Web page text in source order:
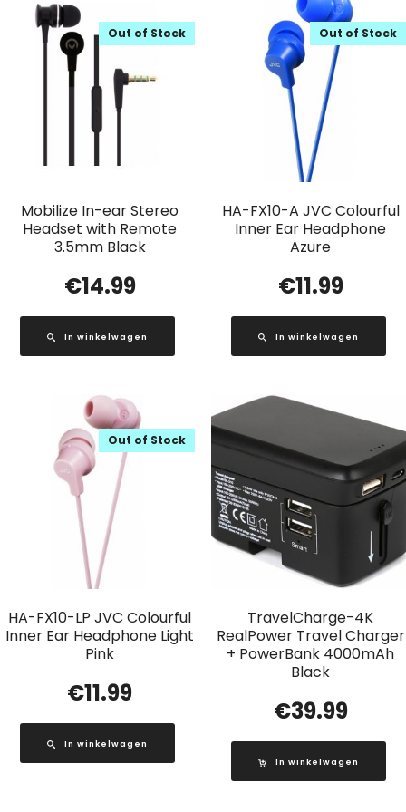
Mobilize In-ear Stereo
Headset with Remote
3.5mm Black
Out of Stock
€14.99
In winkelwagen
HA-FX10-A JVC Colourful
Inner Ear Headphone
Azure
Out of Stock
€11.99
In winkelwagen
HA-FX10-LP JVC Colourful
Inner Ear Headphone Light
Pink
Out of Stock
€11.99
In winkelwagen
TravelCharge-4K
RealPower Travel Charger
+ PowerBank 4000mAh
Black
€39.99
In winkelwagen